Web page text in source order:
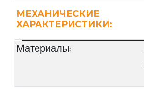
МЕХАНИЧЕСКИЕ
ХАРАКТЕРИСТИКИ:
Материалы: